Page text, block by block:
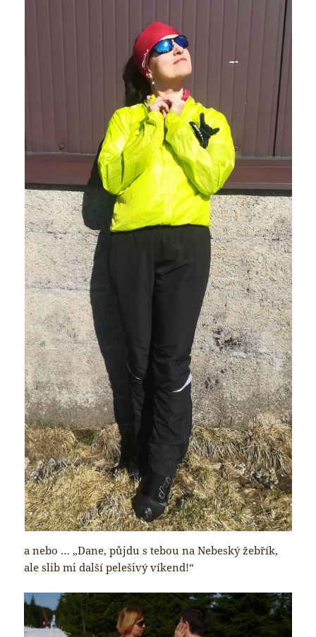
a nebo … „Dane, půjdu s tebou na Nebeský žebřík,
ale slib mi další pelešivý víkend!“